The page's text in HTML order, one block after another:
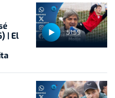
51:59
| El